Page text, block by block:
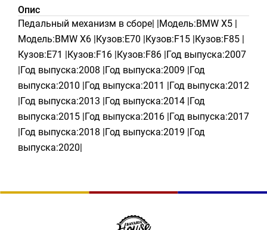
Опис
Педальный механизм в сборе| |Модель:BMW X5 |
Модель:BMW X6 |Кузов:E70 |Кузов:F15 |Кузов:F85 |
Кузов:E71 |Кузов:F16 |Кузов:F86 |Год выпуска:2007
|Год выпуска:2008 |Год выпуска:2009 |Год
выпуска:2010 |Год выпуска:2011 |Год выпуска:2012
|Год выпуска:2013 |Год выпуска:2014 |Год
выпуска:2015 |Год выпуска:2016 |Год выпуска:2017
|Год выпуска:2018 |Год выпуска:2019 |Год
выпуска:2020|